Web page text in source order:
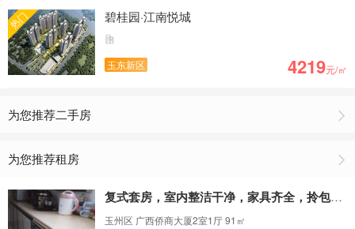
热门 碧桂园·江南悦城
玉东新区 4219元/㎡
为您推荐二手房
为您推荐租房
复式套房，室内整洁干净，家具齐全，拎包入住
玉州区 广西侨商大厦2室1厅 91㎡